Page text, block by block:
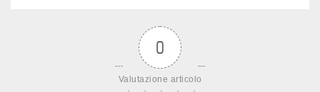
0
Valutazione articolo